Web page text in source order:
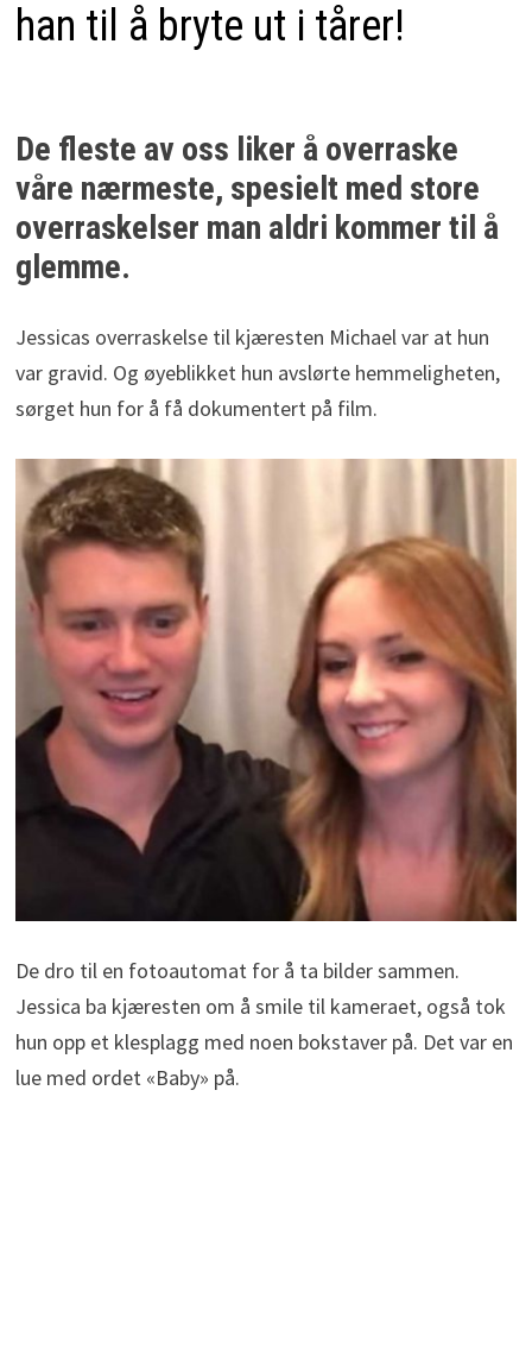
han til å bryte ut i tårer!
De fleste av oss liker å overraske
våre nærmeste, spesielt med store
overraskelser man aldri kommer til å
glemme.
Jessicas overraskelse til kjæresten Michael var at hun
var gravid. Og øyeblikket hun avslørte hemmeligheten,
sørget hun for å få dokumentert på film.
De dro til en fotoautomat for å ta bilder sammen.
Jessica ba kjæresten om å smile til kameraet, også tok
hun opp et klesplagg med noen bokstaver på. Det var en
lue med ordet «Baby» på.